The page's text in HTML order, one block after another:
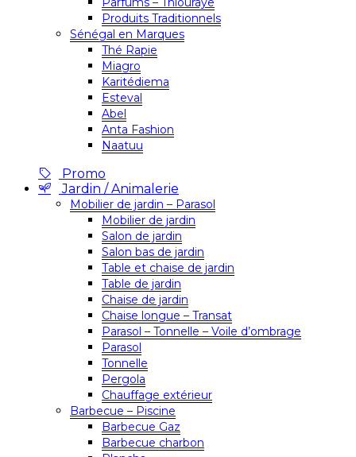
Produits Traditionnels
Sénégal en Marques
Thé Rapie
Miagro
Karitédiema
Esteval
Abel
Anta Fashion
Naatuu
Promo
Jardin / Animalerie
Mobilier de jardin – Parasol
Mobilier de jardin
Salon de jardin
Salon bas de jardin
Table et chaise de jardin
Table de jardin
Chaise de jardin
Chaise longue – Transat
Parasol – Tonnelle – Voile d’ombrage
Parasol
Tonnelle
Pergola
Chauffage extérieur
Barbecue – Piscine
Barbecue Gaz
Barbecue charbon